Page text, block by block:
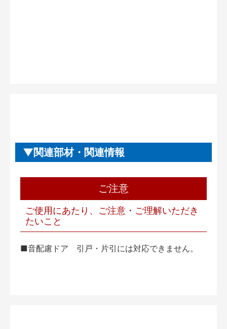
関連部材・関連情報
ご注意
ご使用にあたり、ご注意・ご理解いただき
たいこと
■音配慮ドア 引戸・片引には対応できません。